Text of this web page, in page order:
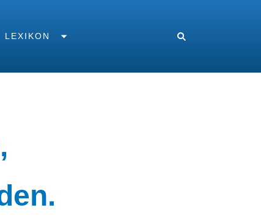
LEXIKON